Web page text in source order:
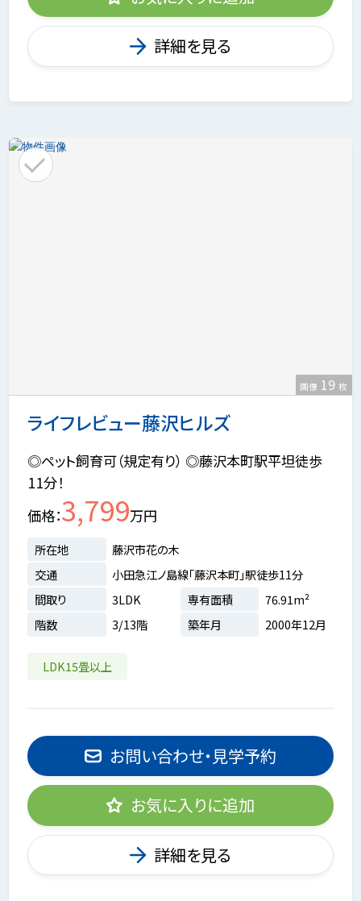
詳細を見る
ライフレビュー藤沢ヒルズ
画像 19 枚
◎ペット飼育可（規定有り） ◎藤沢本町駅平坦徒歩
11分！
価格 3,799万円
所在地
藤沢市花の木
交通
小田急江ノ島線「藤沢本町」駅徒歩11分
間取り
3LDK 専有面積
76.91m²
階数
3/13階 築年月 2000年12月
LDK15畳以上
お問い合わせ・見学予約
お気に入りに追加
詳細を見る